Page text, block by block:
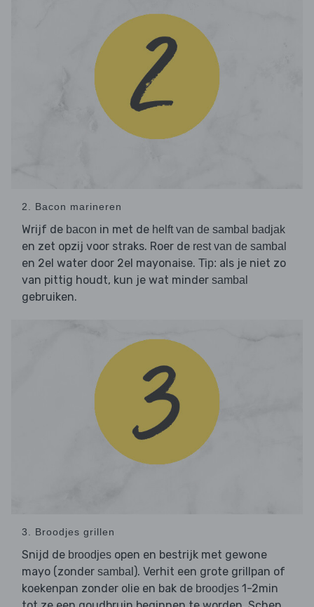
2. Bacon marineren
Wrijf de bacon in met de helft van de sambal badjak
en zet opzij voor straks. Roer de rest van de sambal
en 2el water door 2el mayonaise. Tip: als je niet zo
van pittig houdt, kun je wat minder sambal
gebruiken.
3. Broodjes grillen
Snijd de broodjes open en bestrijk met gewone
mayo (zonder sambal ). Verhit een grote grillpan of
koekenpan zonder olie en bak de broodjes 1-2min